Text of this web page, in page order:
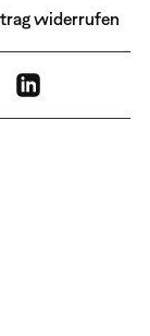
widerrufen